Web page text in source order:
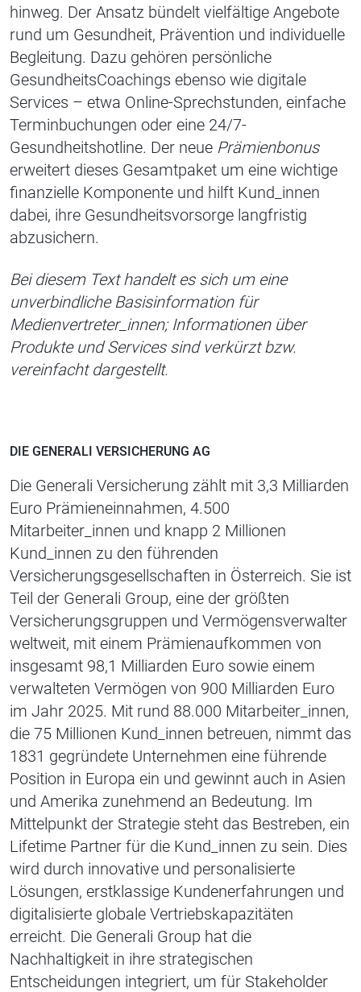
hinweg. Der Ansatz bündelt vielfältige Angebote
rund um Gesundheit, Prävention und individuelle
Begleitung. Dazu gehören persönliche
GesundheitsCoachings ebenso wie digitale
Services – etwa Online-Sprechstunden, einfache
Terminbuchungen oder eine 24/7-
Gesundheitshotline. Der neue Prämienbonus
erweitert dieses Gesamtpaket um eine wichtige
finanzielle Komponente und hilft Kund_innen
dabei, ihre Gesundheitsvorsorge langfristig
abzusichern.
Bei diesem Text handelt es sich um eine
unverbindliche Basisinformation für
Medienvertreter_innen; Informationen über
Produkte und Services sind verkürzt bzw.
vereinfacht dargestellt.
DIE GENERALI VERSICHERUNG AG
Die Generali Versicherung zählt mit 3,3 Milliarden
Euro Prämieneinnahmen, 4.500
Mitarbeiter_innen und knapp 2 Millionen
Kund_innen zu den führenden
Versicherungsgesellschaften in Österreich. Sie ist
Teil der Generali Group, eine der größten
Versicherungsgruppen und Vermögensverwalter
weltweit, mit einem Prämienaufkommen von
insgesamt 98,1 Milliarden Euro sowie einem
verwalteten Vermögen von 900 Milliarden Euro
im Jahr 2025. Mit rund 88.000 Mitarbeiter_innen,
die 75 Millionen Kund_innen betreuen, nimmt das
1831 gegründete Unternehmen eine führende
Position in Europa ein und gewinnt auch in Asien
und Amerika zunehmend an Bedeutung. Im
Mittelpunkt der Strategie steht das Bestreben, ein
Lifetime Partner für die Kund_innen zu sein. Dies
wird durch innovative und personalisierte
Lösungen, erstklassige Kundenerfahrungen und
digitalisierte globale Vertriebskapazitäten
erreicht. Die Generali Group hat die
Nachhaltigkeit in ihre strategischen
Entscheidungen integriert, um für Stakeholder